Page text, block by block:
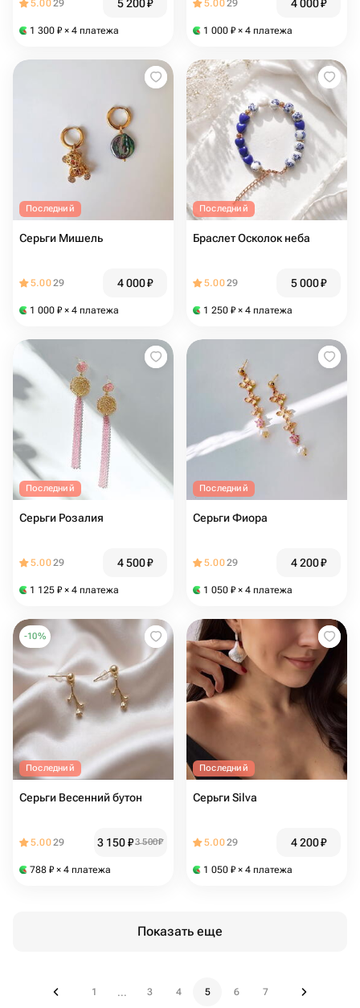
5.0029 5 200₽
1 300 ₽ × 4 платежа
5.0029 4 000₽
1 000 ₽ × 4 платежа
Последний
Серьги Мишель
5.0029 4 000₽
1 000 ₽ × 4 платежа
Последний
Браслет Осколок неба
5.0029 5 000₽
1 250 ₽ × 4 платежа
Последний
Серьги Розалия
5.0029 4 500₽
1 125 ₽ × 4 платежа
Последний
Серьги Фиора
5.0029 4 200₽
1 050 ₽ × 4 платежа
-10%
Последний
Серьги Весенний бутон
5.0029 3 150₽3 500₽
788 ₽ × 4 платежа
Последний
Серьги Silva
5.0029 4 200₽
1 050 ₽ × 4 платежа
Показать еще
1 ... 3 4 5 6 7